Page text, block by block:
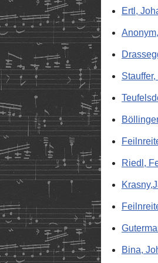
Ertl,
Riedl,
Bina,